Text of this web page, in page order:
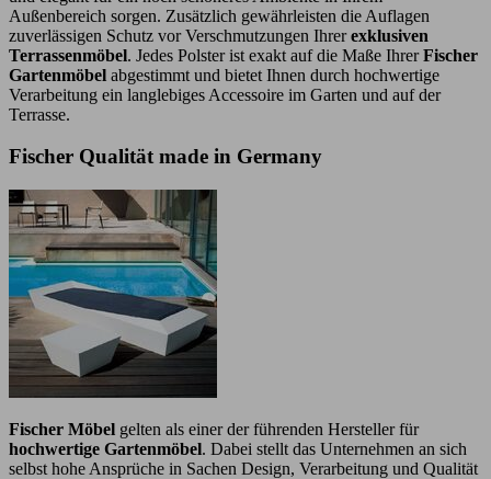
Außenbereich sorgen. Zusätzlich gewährleisten die Auflagen
zuverlässigen Schutz vor Verschmutzungen Ihrerexklusiven
Terrassenmöbel. Jedes Polster ist exakt auf die Maße IhrerFischer
Gartenmöbel abgestimmt und bietet Ihnen durch hochwertige
Verarbeitung ein langlebiges Accessoire im Garten und auf der
Terrasse.
Fischer Qualität made in Germany
Fischer Möbel gelten als einer der führenden Hersteller für
hochwertige Gartenmöbel. Dabei stellt das Unternehmen an sich
selbst hohe Ansprüche in Sachen Design, Verarbeitung und Qualität